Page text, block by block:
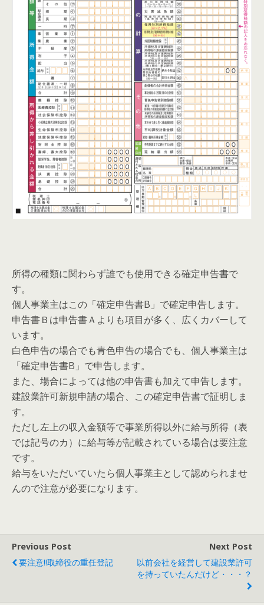
所得の種類に関わらず誰でも使用できる確定申告書で
す。
個人事業主はこの「確定申告書B」で確定申告します。
申告書Ｂは申告書Ａよりも項目が多く、広くカバーして
います。
白色申告の場合でも青色申告の場合でも、個人事業主は
「確定申告書B」で申告します。
また、場合によっては他の申告書も加えて申告します。
建設業許可新規申請の場合、この確定申告書で証明しま
す。
ただし左上の収入金額等で事業所得以外に給与所得（表
では記号のカ）に給与等が記載されている場合は要注意
です。
給与をいただいていたら個人事業主として認められませ
んので注意が必要になります。
Previous Post
要注意!!取締役の重任登記
Next Post
以前会社を経営して建設業許可
を持っていたんだけど・・・？